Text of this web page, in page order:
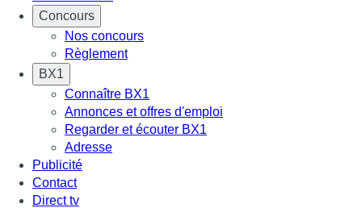
Concours
Nos concours
Règlement
BX1
Connaître BX1
Annonces et offres d'emploi
Regarder et écouter BX1
Adresse
Publicité
Contact
Direct tv